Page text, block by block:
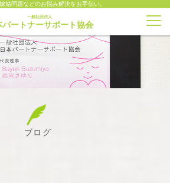
姑問題などのお悩み解決をお手伝い。
一般社団法人
パートナーサポート協会
ブログ